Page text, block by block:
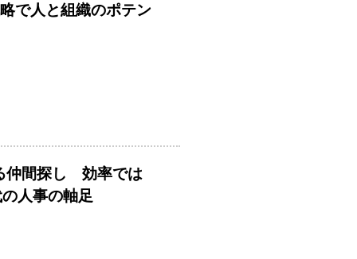
で人と組織のポテン
仲間探し 効率では
人事の軸足